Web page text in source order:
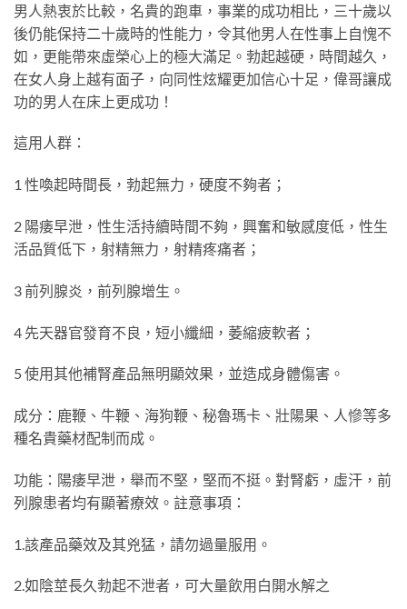
男人熱衷於比較，名貴的跑車，事業的成功相比，三十歲以
後仍能保持二十歲時的性能力，令其他男人在性事上自愧不
如，更能帶來虛榮心上的極大滿足。勃起越硬，時間越久，
在女人身上越有面子，向同性炫耀更加信心十足，偉哥讓成
功的男人在床上更成功！
這用人群：
1 性喚起時間長，勃起無力，硬度不夠者；
2 陽痿早泄，性生活持續時間不夠，興奮和敏感度低，性生
活品質低下，射精無力，射精疼痛者；
3 前列腺炎，前列腺增生。
4 先天器官發育不良，短小纖細，萎縮疲軟者；
5 使用其他補腎產品無明顯效果，並造成身體傷害。
成分：鹿鞭、牛鞭、海狗鞭、秘魯瑪卡、壯陽果、人慘等多
種名貴藥材配制而成。
功能：陽痿早泄，舉而不堅，堅而不挺。對腎虧，虛汗，前
列腺患者均有顯著療效。註意事項：
1.該產品藥效及其兇猛，請勿過量服用。
2.如陰莖長久勃起不泄者，可大量飲用白開水解之